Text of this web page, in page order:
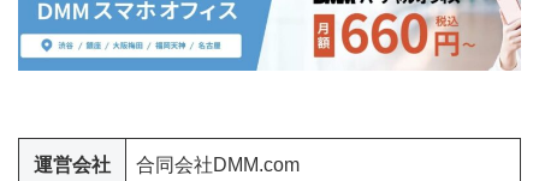
運営会社 合同会社DMM.com